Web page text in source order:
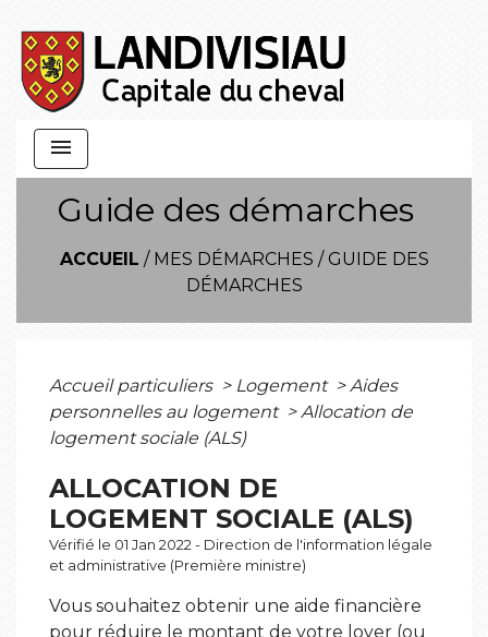
menu
Guide des démarches
ACCUEIL / MES DÉMARCHES / GUIDE DES
DÉMARCHES
Accueil particuliers > Logement > Aides
personnelles au logement > Allocation de
logement sociale (ALS)
ALLOCATION DE
LOGEMENT SOCIALE (ALS)
Vérifié le 01 Jan 2022 - Direction de l'information légale
et administrative (Première ministre)
Vous souhaitez obtenir une aide financière
pour réduire le montant de votre loyer (ou